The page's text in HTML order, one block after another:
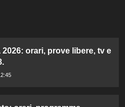
orari, prove libere, tv e